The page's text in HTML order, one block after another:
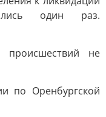
один раз.
происшествий не
по Оренбургской